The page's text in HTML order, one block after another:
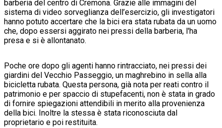
barberia del centro di Cremona. Grazie alle immagini del
sistema di video sorveglianza dell’esercizio, gli investigatori
hanno potuto accertare che la bici era stata rubata da un uomo
che, dopo essersi aggirato nei pressi della barberia, l'ha
presa e si è allontanato.
Poche ore dopo gli agenti hanno rintracciato, nei pressi dei
giardini del Vecchio Passeggio, un maghrebino in sella alla
bicicletta rubata. Questa persona, già nota per reati contro il
patrimonio e per spaccio di stupefacenti, non è stata in grado
di fornire spiegazioni attendibili in merito alla provenienza
della bici. Inoltre la stessa è stata riconosciuta dal
proprietario e poi restituita.